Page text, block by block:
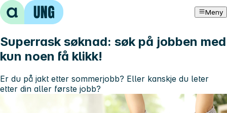
Hopp til innhold Meny
Superrask søknad: søk på jobben med
kun noen få klikk!
Er du på jakt etter sommerjobb? Eller kanskje du leter
etter din aller første jobb?